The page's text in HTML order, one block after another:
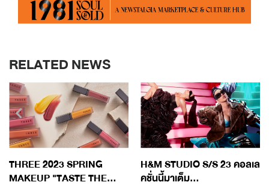
RELATED NEWS
THREE 2023 SPRING
MAKEUP "TASTE THE...
H&M STUDIO S/S 23 คอลเล
คชั่นนี้มาเต็ม...